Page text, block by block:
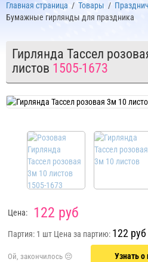
Главная страница / Товары /
Бумажные гирлянды для праздника
Гирлянда Тассел
листов 1505-1673
Цена: 122 руб
Партия: 1 шт Цена за партию: 122 руб
Узнать о